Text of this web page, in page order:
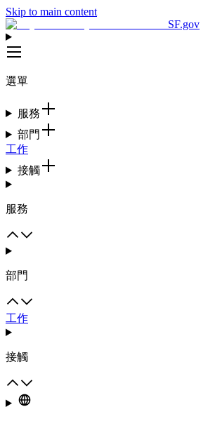
Skip to main content
SF.gov
選單
服務
部門
工作
接觸
服務
部門
工作
接觸